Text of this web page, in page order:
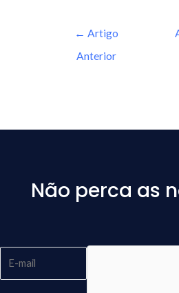
← Artigo
Anterior
Não perca as